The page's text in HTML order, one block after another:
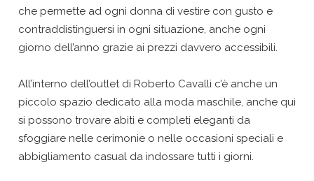
che permette ad ogni donna di vestire con gusto e
contraddistinguersi in ogni situazione, anche ogni
giorno dell’anno grazie ai prezzi davvero accessibili.
All’interno dell’outlet di Roberto Cavalli c’è anche un
piccolo spazio dedicato alla moda maschile, anche qui
si possono trovare abiti e completi eleganti da
sfoggiare nelle cerimonie o nelle occasioni speciali e
abbigliamento casual da indossare tutti i giorni.